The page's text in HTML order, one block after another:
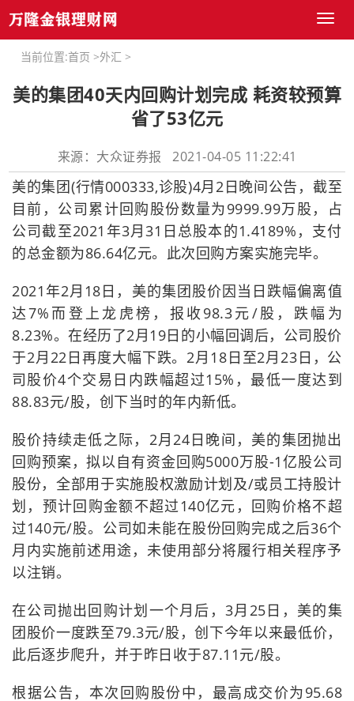
Toggle
当前位置:首页 >外汇 >
美的集团40天内回购计划完成 耗资较预算
省了53亿元
来源：大众证券报 2021-04-05 11:22:41
美的集团(行情000333,诊股)4月2日晚间公告，截至
目前，公司累计回购股份数量为9999.99万股，占
公司截至2021年3月31日总股本的1.4189%，支付
的总金额为86.64亿元。此次回购方案实施完毕。
2021年2月18日，美的集团股价因当日跌幅偏离值
达7%而登上龙虎榜，报收98.3元/股，跌幅为
8.23%。在经历了2月19日的小幅回调后，公司股价
于2月22日再度大幅下跌。2月18日至2月23日，公
司股价4个交易日内跌幅超过15%，最低一度达到
88.83元/股，创下当时的年内新低。
股价持续走低之际，2月24日晚间，美的集团抛出
回购预案，拟以自有资金回购5000万股-1亿股公司
股份，全部用于实施股权激励计划及/或员工持股计
划，预计回购金额不超过140亿元，回购价格不超
过140元/股。公司如未能在股份回购完成之后36个
月内实施前述用途，未使用部分将履行相关程序予
以注销。
在公司抛出回购计划一个月后，3月25日，美的集
团股价一度跌至79.3元/股，创下今年以来最低价，
此后逐步爬升，并于昨日收于87.11元/股。
根据公告，本次回购股份中，最高成交价为95.68